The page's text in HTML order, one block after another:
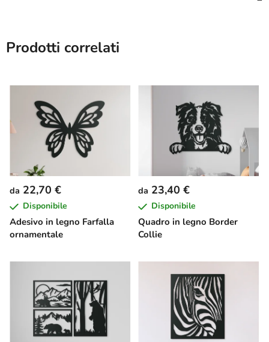
Prodotti correlati
Adesivo in legno Farfalla
ornamentale
da 22,70 €
Disponibile
Quadro in legno Border
Collie
da 23,40 €
Disponibile